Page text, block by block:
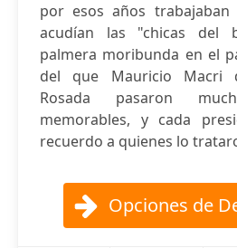
por esos años
acudían las "chicas del
palmera moribunda en el
del que Mauricio Macri
Rosada pasaron
memorables, y cada
recuerdo a quienes lo
Opciones de